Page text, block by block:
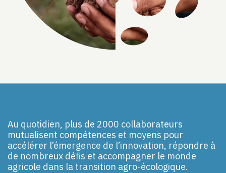
Au quotidien, plus de 2000 collaborateurs
mutualisent compétences et moyens pour
accélérer l’émergence de l’innovation, répondre à
de nombreux défis et accompagner le monde
agricole dans la transition agro-écologique.